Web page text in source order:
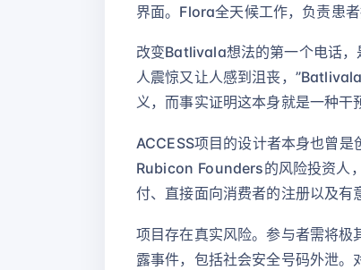
界面。Flora全天候工作，负责患
改变Batlivala想法的第一个电话，
人震惊又让人感到沮丧，
义，而事实证明这本身就是一种干
ACCESS项目的设计者本身也曾
Rubicon Founders的风险投资人
付、直接面向消费者的注册以及有
项目存在真实风险。参与者需将
露事件，包括社会安全号码外泄。